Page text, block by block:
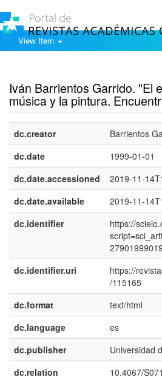
View Item
Iván Barrientos Garrido. "El
música y la pintura.
dc.creator
Barrientos
dc.date
1999-01-01
dc.date.accessioned
2019-11-
dc.date.available
2019-11-
dc.identifier
https://
dc.identifier.uri
https://
/115165
dc.format
text/html
dc.language
es
dc.publisher
Universidad
dc.relation
10.4067/